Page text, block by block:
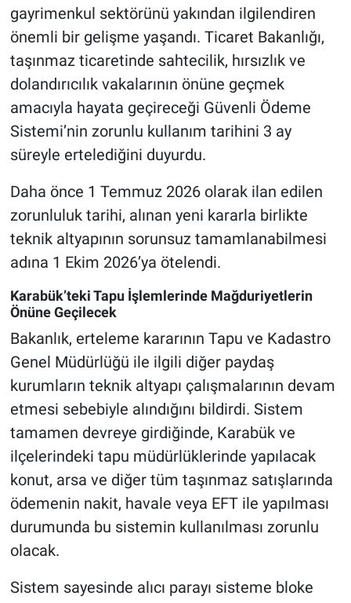
gayrimenkul sektörünü yakından ilgilendiren
önemli bir gelişme yaşandı. Ticaret Bakanlığı,
taşınmaz ticaretinde sahtecilik, hırsızlık ve
dolandırıcılık vakalarının önüne geçmek
amacıyla hayata geçireceği Güvenli Ödeme
Sistemi’nin zorunlu kullanım tarihini 3 ay
süreyle ertelediğini duyurdu.
Daha önce 1 Temmuz 2026 olarak ilan edilen
zorunluluk tarihi, alınan yeni kararla birlikte
teknik altyapının sorunsuz tamamlanabilmesi
adına 1 Ekim 2026’ya ötelendi.
Karabük’teki Tapu İşlemlerinde Mağduriyetlerin
Önüne Geçilecek
Bakanlık, erteleme kararının Tapu ve Kadastro
Genel Müdürlüğü ile ilgili diğer paydaş
kurumların teknik altyapı çalışmalarının devam
etmesi sebebiyle alındığını bildirdi. Sistem
tamamen devreye girdiğinde, Karabük ve
ilçelerindeki tapu müdürlüklerinde yapılacak
konut, arsa ve diğer tüm taşınmaz satışlarında
ödemenin nakit, havale veya EFT ile yapılması
durumunda bu sistemin kullanılması zorunlu
olacak.
Sistem sayesinde alıcı parayı sisteme bloke